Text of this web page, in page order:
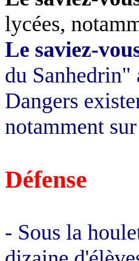
lycées,
Le saviez-
du Sanhedrin"
Dangers
notamment
Défense
- Sous la